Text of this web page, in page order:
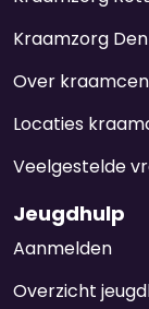
Kraamzorg
Over
Locaties
Veelgestelde
Jeugdhulp
Aanmelden
Overzicht